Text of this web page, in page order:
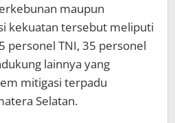
maupun
kekuatan tersebut meliputi
personel TNI, 35 personel
lainnya yang
mitigasi terpadu
Selatan.